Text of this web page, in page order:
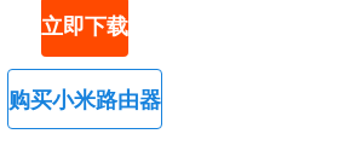
立即下载
购买小米路由器